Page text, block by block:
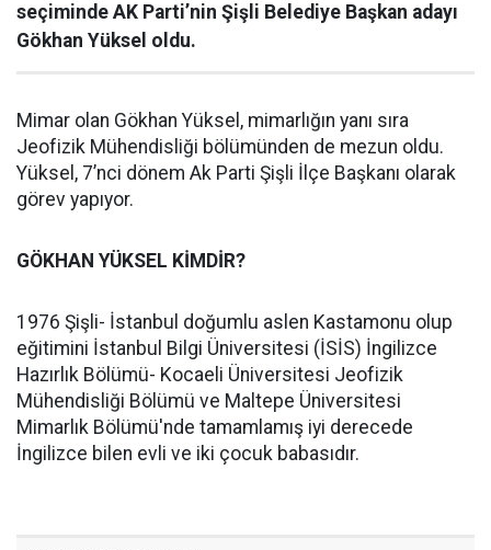
seçiminde AK Parti’nin Şişli Belediye Başkan adayı
Gökhan Yüksel oldu.
Mimar olan Gökhan Yüksel, mimarlığın yanı sıra
Jeofizik Mühendisliği bölümünden de mezun oldu.
Yüksel, 7’nci dönem Ak Parti Şişli İlçe Başkanı olarak
görev yapıyor.
GÖKHAN YÜKSEL KİMDİR?
1976 Şişli- İstanbul doğumlu aslen Kastamonu olup
eğitimini İstanbul Bilgi Üniversitesi (İSİS) İngilizce
Hazırlık Bölümü- Kocaeli Üniversitesi Jeofizik
Mühendisliği Bölümü ve Maltepe Üniversitesi
Mimarlık Bölümü'nde tamamlamış iyi derecede
İngilizce bilen evli ve iki çocuk babasıdır.